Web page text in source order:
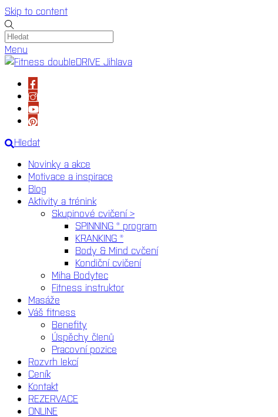
Skip to content
Menu
Hledat
Novinky a akce
Motivace a inspirace
Blog
Aktivity a trénink
Skupinové cvičení >
SPINNING ® program
KRANKING ®
Body & Mind cvčení
Kondiční cvičení
Miha Bodytec
Fitness instruktor
Masáže
Váš fitness
Benefity
Úspěchy členů
Pracovní pozice
Rozvrh lekcí
Ceník
Kontakt
REZERVACE
ONLINE